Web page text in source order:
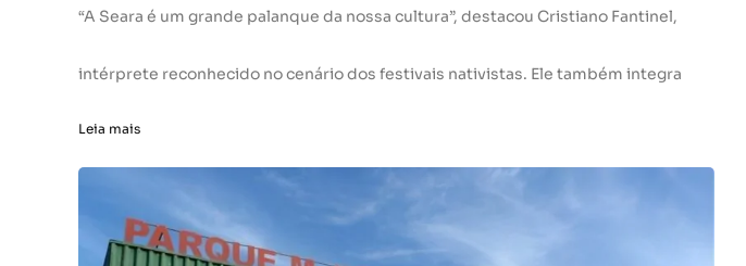
“A Seara é um grande palanque da nossa cultura”, destacou Cristiano Fantinel,
intérprete reconhecido no cenário dos festivais nativistas. Ele também integra
Leia mais